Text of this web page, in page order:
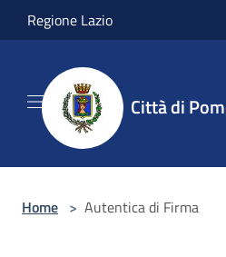
Salta al contenuto principale
Regione Lazio
Città di
Home > Autentica di Firma